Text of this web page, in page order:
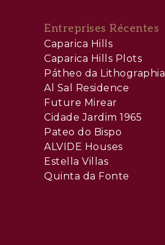
Entreprises Récentes
Caparica Hills
Caparica Hills Plots
Pátheo da Lithographia
Al Sal Residence
Future Mirear
Cidade Jardim 1965
Pateo do Bispo
ALVIDE Houses
Estella Villas
Quinta da Fonte